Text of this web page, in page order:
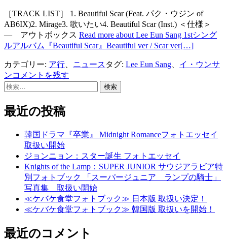
［TRACK LIST］ 1. Beautiful Scar (Feat. パク・ウジン of
AB6IX)2. Mirage3. 歌いたい4. Beautiful Scar (Inst.) ＜仕様＞
― アウトボックス Read more about Lee Eun Sang 1stシング
ルアルバム『Beautiful Scar』Beautiful ver / Scar ver[…]
カテゴリー: ア行 ニュース タグ: Lee Eun Sang
イ・ウンサ
ンコメントを残す
検
最近の投稿
韓国ドラマ『卒業』 Midnight Romanceフォトエッセイ
取扱い開始
ジョンニョン：スター誕生 フォトエッセイ
Knights of the Lamp：SUPER JUNIOR サウジアラビア特
別フォトブック 「スーパージュニア ランプの騎士」
写真集 取扱い開始
≪ケバケ食堂フォトブック≫ 日本版 取扱い決定！
≪ケバケ食堂フォトブック≫ 韓国版 取扱いを開始！
最近のコメント